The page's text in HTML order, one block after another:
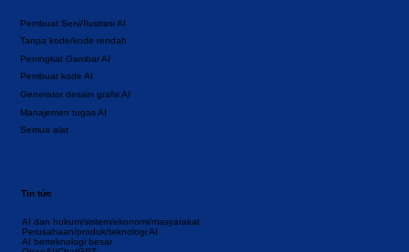
Semua alat
Manajemen tugas AI
Generator desain grafis AI
Tanpa kode/kode rendah
Pembuat kode AI
Peningkat Gambar AI
Pembuat Seni/Ilustrasi AI
AI dan hukum/sistem/ekonomi/masyarakat
Perusahaan/produk/teknologi AI
AI berteknologi besar
Tin tức